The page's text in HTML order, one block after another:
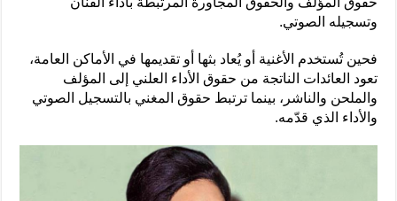
وتسجيله الصوتي.
فحين تُستخدم الأغنية أو يُعاد بثها أو تقديمها في الأماكن العامة،
تعود العائدات الناتجة من حقوق الأداء العلني إلى المؤلف
والملحن والناشر، بينما ترتبط حقوق المغني بالتسجيل الصوتي
والأداء الذي قدّمه.